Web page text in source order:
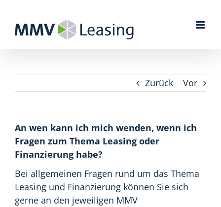
springen
Zurück Vor
An wen kann ich mich wenden, wenn ich
Fragen zum Thema Leasing oder
Finanzierung habe?
Bei allgemeinen Fragen rund um das Thema
Leasing und Finanzierung können Sie sich
gerne an den jeweiligen MMV